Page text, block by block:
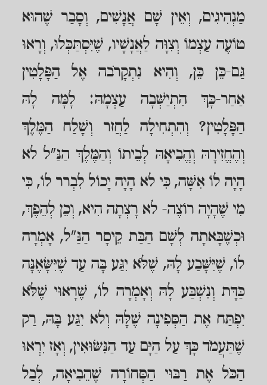
מַנְהִיגִים, וְאֵין שָׁם אֲנָשִׁים, וְסָבַר שֶׁהוּא
טוֹעֶה עַצְמוֹ וְצִוָּה לַאֲנָשָׁיו, שֶׁיִּסְתַּכְּלוּ, וְרָאוּ
גַּם-כֵּן כֵּן, וְהִיא נִתְקָרֹבה אֶל הַפָּלָטִין
אַחַר-כָּךְ הִתְיַשְּׁבָה עַצְמָהּ: לָמָּה לָהּ
הַפָּלָטִין? וְהִתְחִילָה לַחֲזר וְשָׁלַח הַמֶּלֶךְ
וְהֶחֱזִירָהּ וְהֱבִיאָהּ לְבֵיתוֹ וְהַמֶּלֶךְ הַנַּ"ל לא
הָיָה לוֹ אִשָּׁה, כִּי לא הָיָה יָכוֹל לִבְרר לוֹ, כִּי
מִי שֶׁהָיָה רוֹצֶה- לא רָצְתָה הִיא, וְכֵן לְהֵפֶךְ,
וּכְשֶׁבָּאתָה לְשָׁם הַבַּת קֵיסָר הַנַּ"ל, אָמְרָה
לוֹ, שֶׁיִּשָּׁבַע לָהּ, שֶׁלֹּא יִגַּע בָּה עַד שֶׁיִּשָּׂאֶנָּה
כַּדָּת וְנִשְׁבַּע לָהּ וְאָמְרָה לוֹ, שֶׁרָאוּי שֶׁלֹּא
יִפְתַּח אֶת הַסְּפִינָה שֶׁלָּהּ וְלא יִגַּע בָּהּ, רַק
שֶׁתַּעֲמֹד כָּךְ עַל הַיָּם עַד הַנִּשּׂוּאִין, וְאָז יִרְאוּ
הַכֹּל אֶת רַבּוּי הַסְּחוֹרָה שֶׁהֵבִיאָה, לְבַל